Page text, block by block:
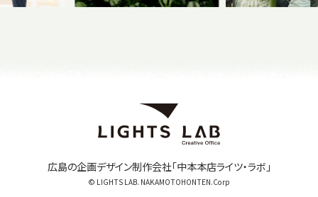
広島の企画デザイン制作会社「中本本店ライツ・ラボ」
© LIGHTS LAB. NAKAMOTOHONTEN.Corp